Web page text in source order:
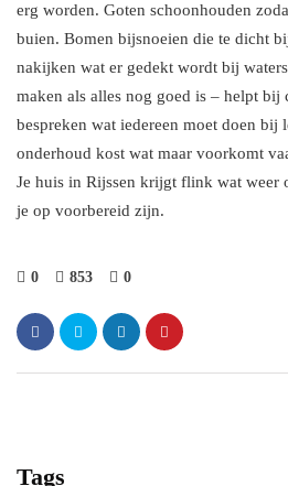
erg worden. Goten schoonhouden
buien. Bomen bijsnoeien die te dicht
nakijken wat er gedekt wordt bij
maken als alles nog goed is – helpt bij
bespreken wat iedereen moet doen bij
onderhoud kost wat maar voorkomt
Je huis in Rijssen krijgt flink wat weer
je op voorbereid zijn.
0 853 0
Tags